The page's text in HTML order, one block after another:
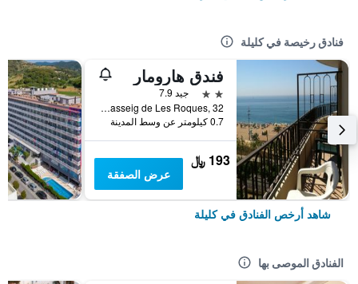
فنادق رخيصة في كليلة
فندق هارومار
2 نجمتين
جيد 7.9
Passeig de Les Roques, 32, كليلة, كاتالونيا, أسبانيا
0.7 كيلومتر عن وسط المدينة
193 ﷼
عرض الصفقة
شاهد أرخص الفنادق في كليلة
الفنادق الموصى بها